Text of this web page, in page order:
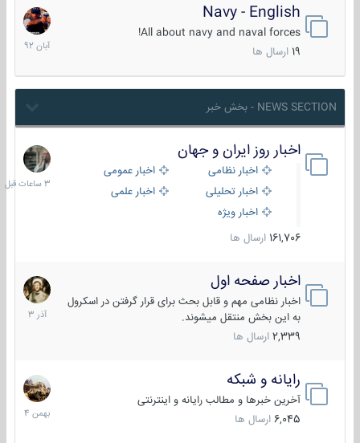
Navy - English
All about navy and naval forces!
ارسال ها
22
آبان
1392
NEWS SECTION - بخش خبر
اخبار روز ایران و جهان
اخبار نظامی
اخبار عمومی
اخبار تحلیلی
اخبار علمی
اخبار ویژه
161,706 ارسال ها
3
ساعات
قبل
اخبار صفحه اول
اخبار نظامی مهم و قابل بحث برای قرار گرفتن در اسکرول
به این بخش منتقل میشوند.
2,339 ارسال ها
7
آذر
1403
رایانه و شبکه
آخرین خبرها و مطالب رایانه و اینترنتی
6,045 ارسال ها
30
بهمن
1404